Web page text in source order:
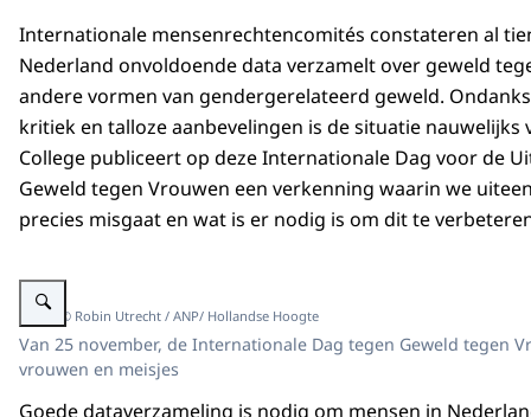
Internationale mensenrechtencomités constateren al
Nederland onvoldoende data verzamelt over geweld
andere vormen van gendergerelateerd geweld.
kritiek en talloze aanbevelingen is de situatie nauwelijks
College publiceert op deze Internationale Dag voor de
Geweld tegen Vrouwen een verkenning waarin we
precies misgaat en wat is er nodig is om dit te
Vergroot afbeelding Vlaggen met de tekst Stop geweld tegen vrouwen
Beeld: © Robin Utrecht / ANP/ Hollandse Hoogte
Van 25 november, de Internationale Dag tegen Geweld
vrouwen en meisjes
Goede dataverzameling is nodig om mensen in